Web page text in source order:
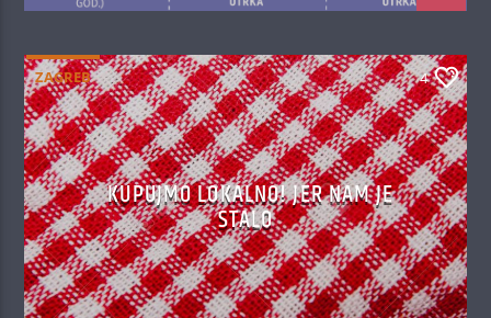
ZAGREB 4
KUPUJMO LOKALNO! JER NAM JE
STALO